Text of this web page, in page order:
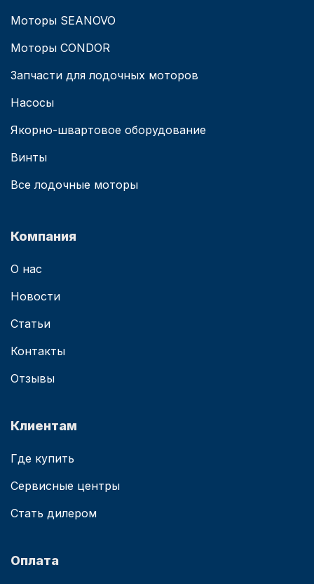
Моторы SEANOVO
Моторы CONDOR
Запчасти для лодочных моторов
Насосы
Якорно-швартовое оборудование
Винты
Все лодочные моторы
Компания
О нас
Новости
Статьи
Контакты
Отзывы
Клиентам
Где купить
Сервисные центры
Стать дилером
Оплата